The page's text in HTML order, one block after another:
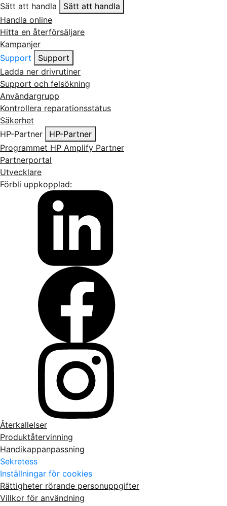
Sätt att handla
Sätt att handla
Handla online
Hitta en återförsäljare
Kampanjer
Support
Support
Ladda ner drivrutiner
Support och felsökning
Användargrupp
Kontrollera reparationsstatus
Säkerhet
HP-Partner
HP-Partner
Programmet HP Amplify Partner
Partnerportal
Utvecklare
Förbli uppkopplad:
Återkallelser
Produktåtervinning
Handikappanpassning
Sekretess
Inställningar för cookies
Rättigheter rörande personuppgifter
Villkor för användning